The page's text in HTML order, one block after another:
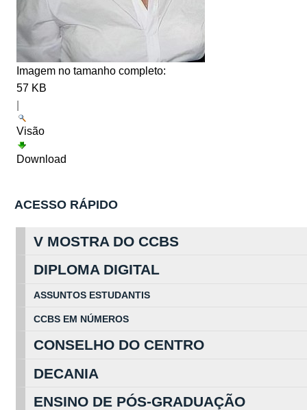
Imagem no tamanho completo:
57 KB
Visão
Download
ACESSO RÁPIDO
V MOSTRA DO CCBS
DIPLOMA DIGITAL
ASSUNTOS ESTUDANTIS
CCBS EM NÚMEROS
CONSELHO DO CENTRO
DECANIA
ENSINO DE PÓS-GRADUAÇÃO